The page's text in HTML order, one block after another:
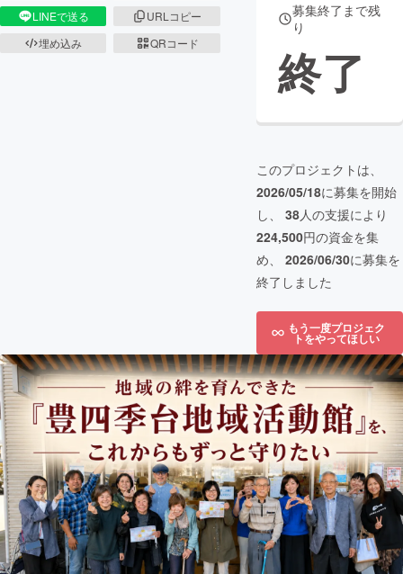
LINEで送る
URLコピー
埋め込み
QRコード
募集終了まで残
り
終了
このプロジェクトは、
2026/05/18に募集を開始
し、 38人の支援により
224,500円の資金を集
め、 2026/06/30に募集を
終了しました
もう一度プロジェク
トをやってほしい